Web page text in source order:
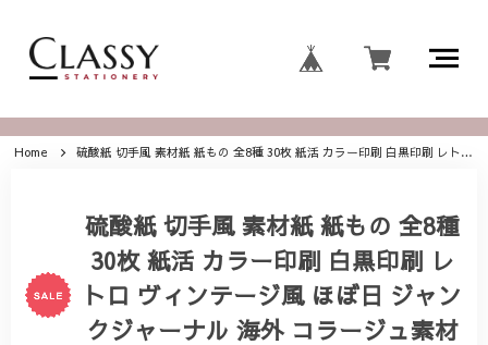
Home 硫酸紙 切手風 素材紙 紙もの 全8種 30枚 紙活 カラー印刷 白黒印刷 レトロ ヴィンテージ風 ほぼ日 ジャンクジャーナル 海外 コラージュ素材 V05
硫酸紙 切手風 素材紙 紙もの 全8種
30枚 紙活 カラー印刷 白黒印刷 レ
トロ ヴィンテージ風 ほぼ日 ジャン
クジャーナル 海外 コラージュ素材